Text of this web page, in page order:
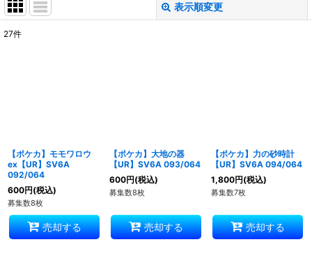
表示順変更
27件
【ポケカ】モモワロウ
ex【UR】SV6A
092/064
600円(税込)
募集数8枚
売却する
【ポケカ】大地の器
【UR】SV6A 093/064
600円(税込)
募集数8枚
売却する
【ポケカ】力の砂時計
【UR】SV6A 094/064
1,800円(税込)
募集数7枚
売却する